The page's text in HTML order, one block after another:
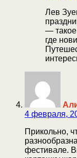
Лев
— такое
где
4 февраля,
Прикольно,
фестивале.